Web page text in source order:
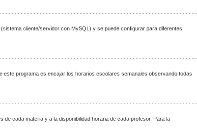
cliente/servidor con MySQL) y se puede configurar para diferentes
programa es encajar los horarios escolares semanales observando todas
cada materia y a la disponibilidad horaria de cada profesor. Para la